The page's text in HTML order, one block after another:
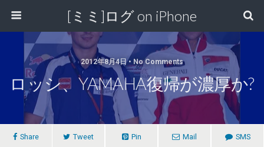
[ミミ]ログ on iPhone
2012年8月4日 • No Comments
ロッシ、YAMAHA復帰が濃厚か?
Share Tweet Pin Mail SMS